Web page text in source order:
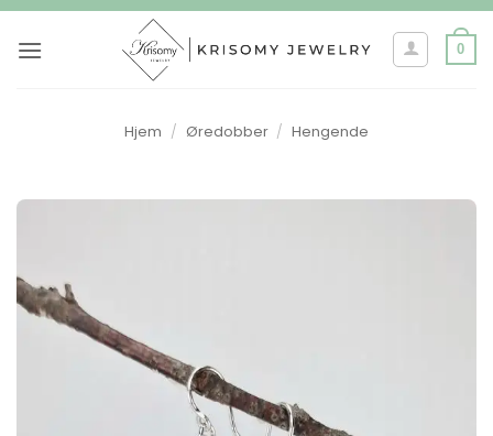
Skip
0
Hjem / Øredobber / Hengende